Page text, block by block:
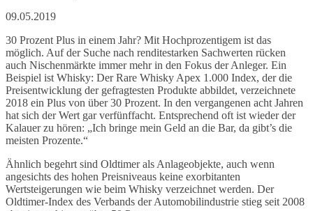
09.05.2019
30 Prozent Plus in einem Jahr? Mit Hochprozentigem ist das
möglich. Auf der Suche nach renditestarken Sachwerten rücken
auch Nischenmärkte immer mehr in den Fokus der Anleger. Ein
Beispiel ist Whisky: Der Rare Whisky Apex 1.000 Index, der die
Preisentwicklung der gefragtesten Produkte abbildet, verzeichnete
2018 ein Plus von über 30 Prozent. In den vergangenen acht Jahren
hat sich der Wert gar verfünffacht. Entsprechend oft ist wieder der
Kalauer zu hören: „Ich bringe mein Geld an die Bar, da gibt’s die
meisten Prozente.“
Ähnlich begehrt sind Oldtimer als Anlageobjekte, auch wenn
angesichts des hohen Preisniveaus keine exorbitanten
Wertsteigerungen wie beim Whisky verzeichnet werden. Der
Oldtimer-Index des Verbands der Automobilindustrie stieg seit 2008